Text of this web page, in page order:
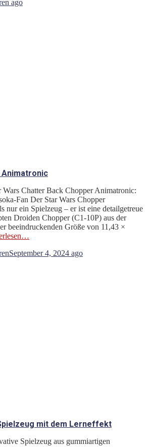
ago
Animatronic
Wars Chatter Back Chopper Animatronic:
Fan Der Star Wars Chopper
nur ein Spielzeug – er ist eine detailgetreue
Droiden Chopper (C1-10P) aus der
beeindruckenden Größe von 11,43 ×
September 4, 2024 ago
mit dem Lerneffekt
Spielzeug aus gummiartigen